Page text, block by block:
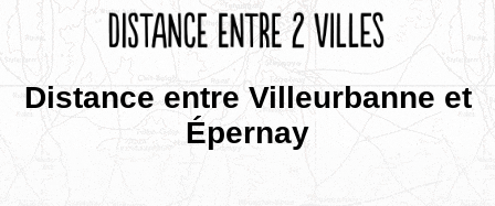
Distance entre Villeurbanne et
Épernay